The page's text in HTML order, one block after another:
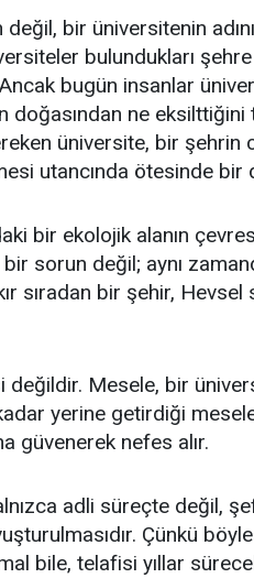
bir üniversitenin
bulundukları
bugün insanlar
doğasından ne eksilttiğini
üniversite, bir şehrin
utancında ötesinde bir
bir ekolojik alanın
sorun değil; aynı
sıradan bir şehir,
değildir. Mesele, bir
yerine getirdiği
güvenerek nefes alır.
adli süreçte değil,
Çünkü
bile, telafisi yıllar